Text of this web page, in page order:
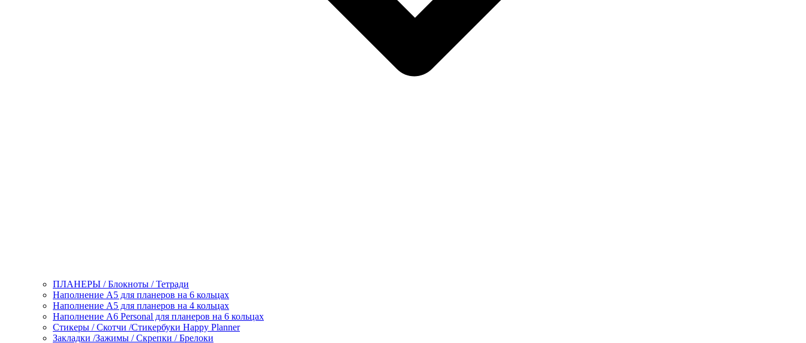
ПЛАНЕРЫ / Блокноты / Тетради
Наполнение А5 для планеров на 6 кольцах
Наполнение А5 для планеров на 4 кольцах
Наполнение А6 Personal для планеров на 6 кольцах
Стикеры / Скотчи /Стикербуки Happy Planner
Закладки /Зажимы / Скрепки / Брелоки